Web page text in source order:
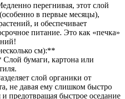
перегнивая, этот слой
в первые месяцы),
и обеспечивает
питание. Это как «печка»
см):**
бумаги, картона или
слой органики от
не давая ему слишком быстро
предотвращая быстрое оседание